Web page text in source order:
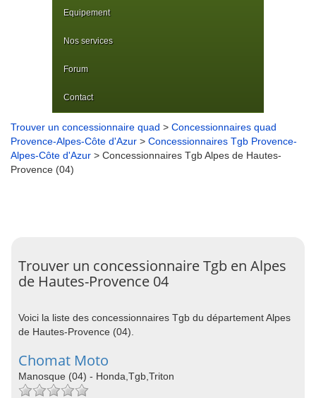
Equipement
Nos services
Forum
Contact
Trouver un concessionnaire quad > Concessionnaires quad
Provence-Alpes-Côte d'Azur > Concessionnaires Tgb Provence-
Alpes-Côte d'Azur > Concessionnaires Tgb Alpes de Hautes-
Provence (04)
Trouver un concessionnaire Tgb en Alpes
de Hautes-Provence 04
Voici la liste des concessionnaires Tgb du département Alpes
de Hautes-Provence (04).
Chomat Moto
Manosque (04) - Honda,Tgb,Triton